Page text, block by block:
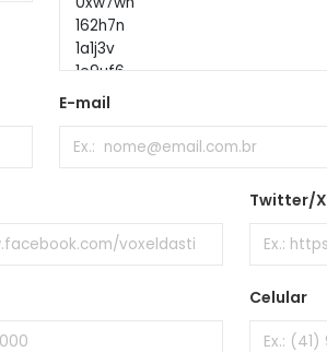
E-mail
Twitter/X
Celular